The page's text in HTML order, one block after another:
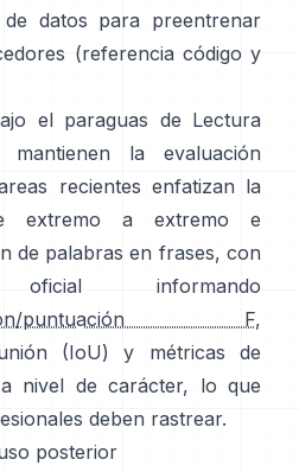
datos para preentrenar
(referencia código y
el paraguas de Lectura
mantienen la evaluación
recientes enfatizan la
extremo a extremo e
de palabras en frases, con
informando
puntuación F,
(IoU) y métricas de
nivel de carácter, lo que
deben rastrear.
posterior